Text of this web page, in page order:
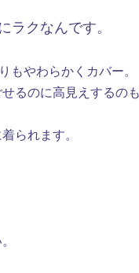
ラクなんです。
もやわらかくカバー。
るのに高見えするの
られます。